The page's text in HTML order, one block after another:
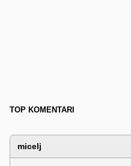
TOP KOMENTARI
micelj